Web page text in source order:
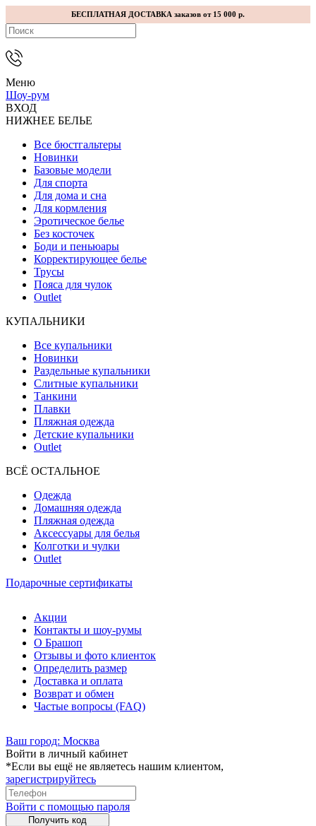
БЕСПЛАТНАЯ ДОСТАВКА заказов от 15 000 р.
Меню
Шоу-рум
ВХОД
НИЖНЕЕ БЕЛЬЕ
Все бюстгальтеры
Новинки
Базовые модели
Для спорта
Для дома и сна
Для кормления
Эротическое белье
Без косточек
Боди и пеньюары
Корректирующее белье
Трусы
Пояса для чулок
Outlet
КУПАЛЬНИКИ
Все купальники
Новинки
Раздельные купальники
Слитные купальники
Танкини
Плавки
Пляжная одежда
Детские купальники
Outlet
ВCЁ ОСТАЛЬНОЕ
Одежда
Домашняя одежда
Пляжная одежда
Аксессуары для белья
Колготки и чулки
Outlet
Подарочные сертификаты
Акции
Контакты и шоу-румы
О Брашоп
Отзывы и фото клиенток
Определить размер
Доставка и оплата
Возврат и обмен
Частые вопросы (FAQ)
Ваш город: Москва
Войти в личный кабинет
*Если вы ещё не являетесь нашим клиентом,
зарегистрируйтесь
Войти с помощью пароля
Получить код